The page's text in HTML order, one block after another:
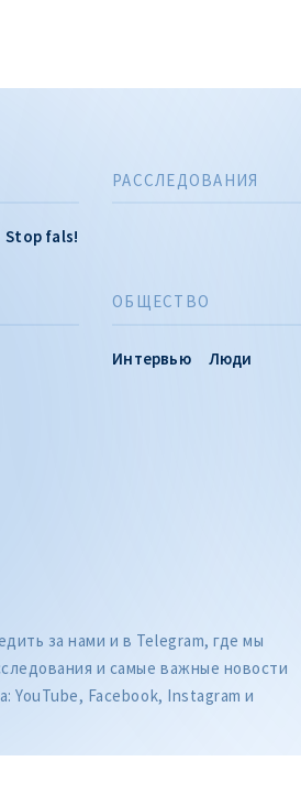
Stop fals!
РАССЛЕДОВАНИЯ
ОБЩЕСТВО
Интервью Люди
за нами и в Telegram, где мы
и самые важные новости
YouTube, Facebook, Instagram и